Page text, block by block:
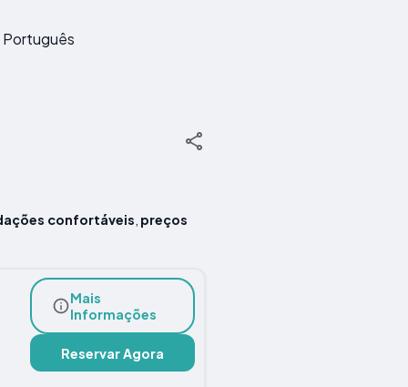
Português
confortáveis preços
Mais
Informações
Reservar Agora